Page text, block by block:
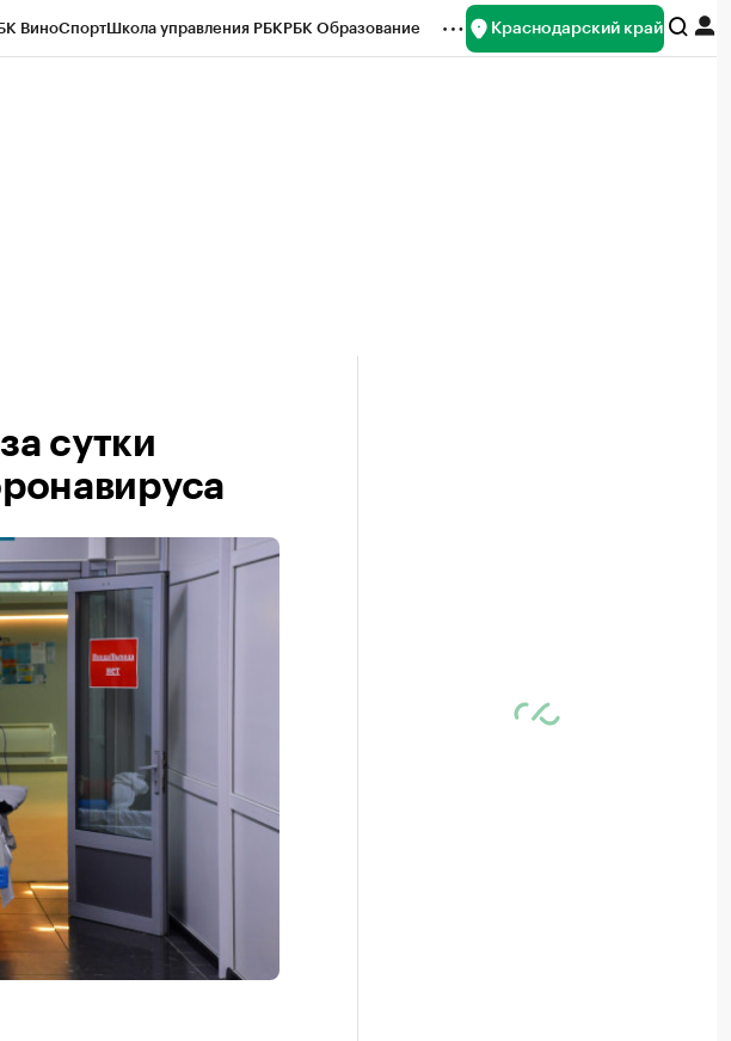
ВиноСпортШкола управления РБКРБК Образование Краснодарский край
сутки